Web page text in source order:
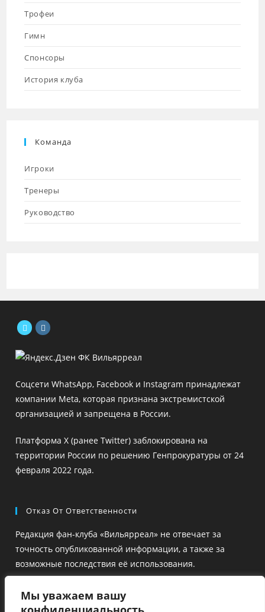
Мы уважаем вашу
Трофеи
Гимн
Спонсоры
История клуба
Команда
Игроки
Тренеры
Руководство
в
вкладке
в
вкладке
Соцсети WhatsApp, Facebook и Instagram принадлежат
компании Meta, которая признана экстремистской
организацией и запрещена в России.
Платформа X (ранее Twitter) заблокирована на
территории России по решению Генпрокуратуры от 24
февраля 2022 года.
Отказ От Ответственности
Редакция фан-клуба «Вильярреал» не отвечает за
точность опубликованной информации, а также за
возможные последствия её использования.
Ссылки на сторонние ресурсы размещены для удобства
и ознакомления, но их содержание не проверяется